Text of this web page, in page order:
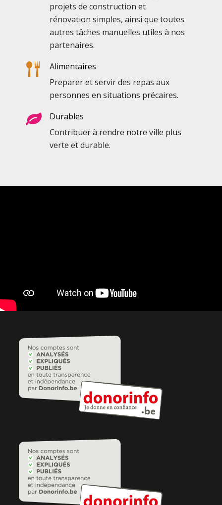
projets de construction et
rénovation simples, ainsi que toutes
autres tâches manuelles utiles à nos
partenaires.
Alimentaires
Preparer et servir des repas aux
personnes en situations précaires.
Durables
Contribuer à rendre notre ville plus
verte et durable.